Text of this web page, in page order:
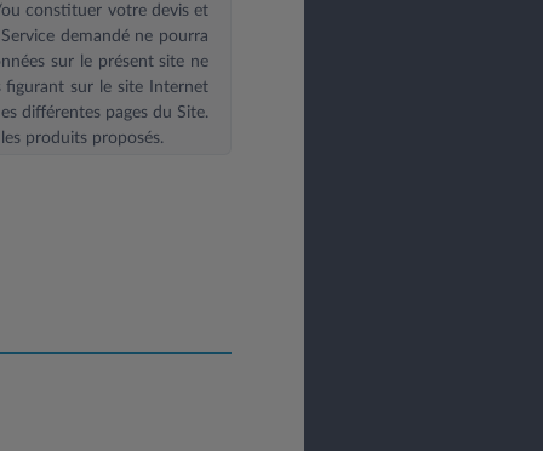
ou constituer votre devis et
demandé ne pourra
sur le présent site ne
figurant sur le site Internet
différentes pages du Site.
produits proposés.